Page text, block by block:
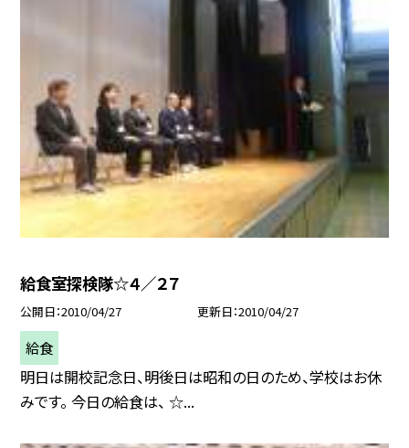
給食室探検隊☆４／２７
公開日 2010/04/27 更新日 2010/04/27
給食
明日は開校記念日、明後日は昭和の日のため、学校はお休
みです。 今日の給食は、 ☆...